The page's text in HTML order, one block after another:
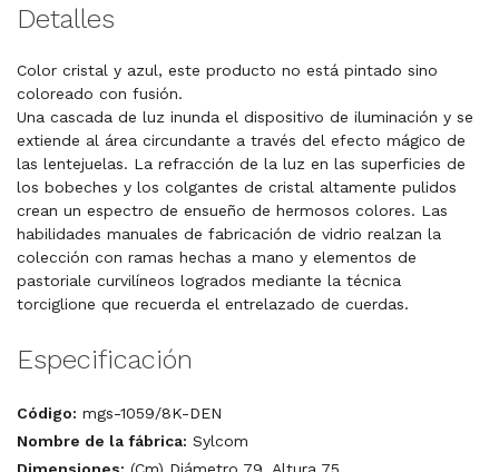
Detalles
Color cristal y azul, este producto no está pintado sino
coloreado con fusión.
Una cascada de luz inunda el dispositivo de iluminación y se
extiende al área circundante a través del efecto mágico de
las lentejuelas. La refracción de la luz en las superficies de
los bobeches y los colgantes de cristal altamente pulidos
crean un espectro de ensueño de hermosos colores. Las
habilidades manuales de fabricación de vidrio realzan la
colección con ramas hechas a mano y elementos de
pastoriale curvilíneos logrados mediante la técnica
torciglione que recuerda el entrelazado de cuerdas.
Especificación
Código: mgs-1059/8K-DEN
Nombre de la fábrica: Sylcom